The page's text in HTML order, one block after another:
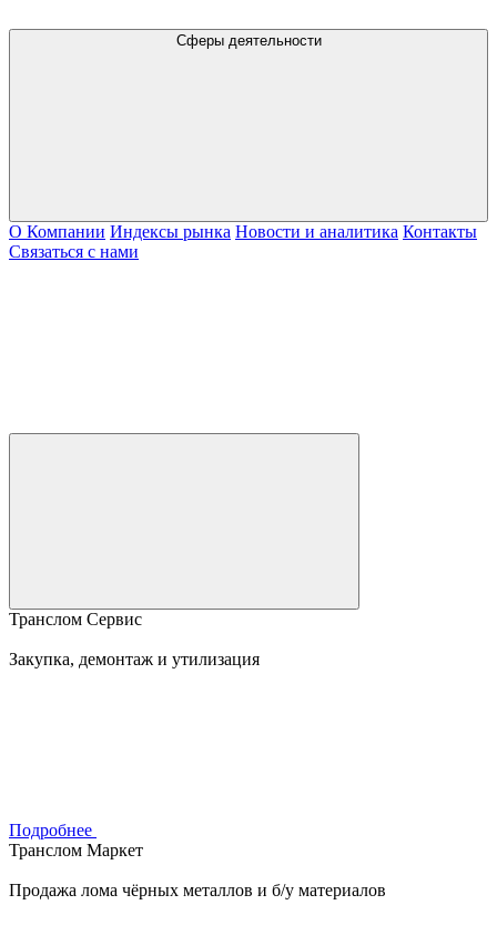
Сферы деятельности
О Компании Индексы рынка Новости и аналитика Контакты
Связаться с нами
Транслом Сервис
Закупка, демонтаж и утилизация
Подробнее
Транслом Маркет
Продажа лома чёрных металлов и б/у материалов